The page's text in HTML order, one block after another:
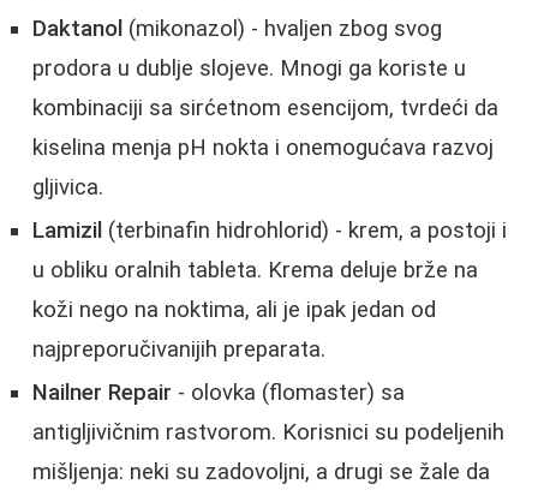
Daktanol (mikonazol) - hvaljen zbog svog
prodora u dublje slojeve. Mnogi ga koriste u
kombinaciji sa sirćetnom esencijom, tvrdeći da
kiselina menja pH nokta i onemogućava razvoj
gljivica.
Lamizil (terbinafin hidrohlorid) - krem, a postoji i
u obliku oralnih tableta. Krema deluje brže na
koži nego na noktima, ali je ipak jedan od
najpreporučivanijih preparata.
Nailner Repair - olovka (flomaster) sa
antigljivičnim rastvorom. Korisnici su podeljenih
mišljenja: neki su zadovoljni, a drugi se žale da